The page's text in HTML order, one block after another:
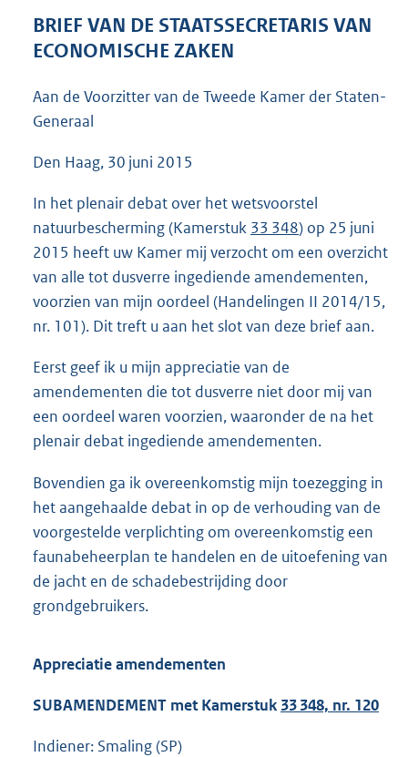
:
b
BRIEF VAN DE STAATSSECRETARIS VAN
ECONOMISCHE ZAKEN
Aan de Voorzitter van de Tweede Kamer der Staten-
Generaal
Den Haag, 30 juni 2015
In het plenair debat over het wetsvoorstel
natuurbescherming (Kamerstuk 33 348) op 25 juni
2015 heeft uw Kamer mij verzocht om een overzicht
van alle tot dusverre ingediende amendementen,
voorzien van mijn oordeel (Handelingen II 2014/15,
nr. 101). Dit treft u aan het slot van deze brief aan.
Eerst geef ik u mijn appreciatie van de
amendementen die tot dusverre niet door mij van
een oordeel waren voorzien, waaronder de na het
plenair debat ingediende amendementen.
Bovendien ga ik overeenkomstig mijn toezegging in
het aangehaalde debat in op de verhouding van de
voorgestelde verplichting om overeenkomstig een
faunabeheerplan te handelen en de uitoefening van
de jacht en de schadebestrijding door
grondgebruikers.
Appreciatie amendementen
SUBAMENDEMENT met Kamerstuk 33 348, nr. 120
Indiener: Smaling (SP)